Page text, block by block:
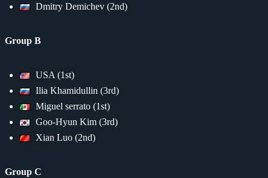
Dmitry Demichev (2nd)
Group B
USA (1st)
Ilia Khamidullin (3rd)
Miguel serrato (1st)
Goo-Hyun Kim (3rd)
Xian Luo (2nd)
Group C